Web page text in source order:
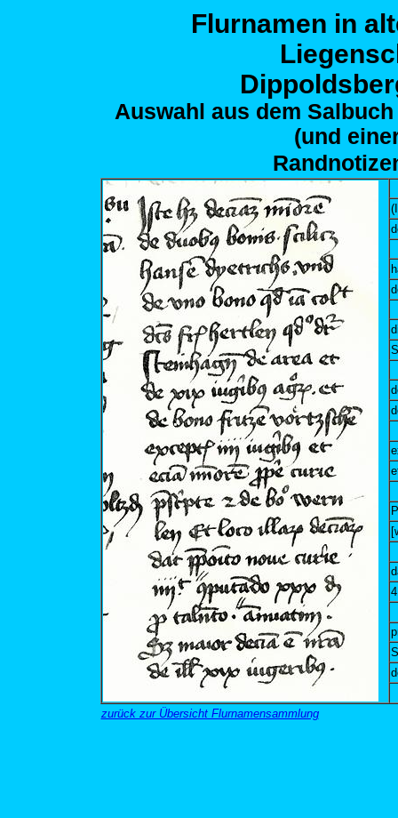
Flurnamen in
Auswahl aus dem
(und
zurück zur Übersicht Flurnamensammlung